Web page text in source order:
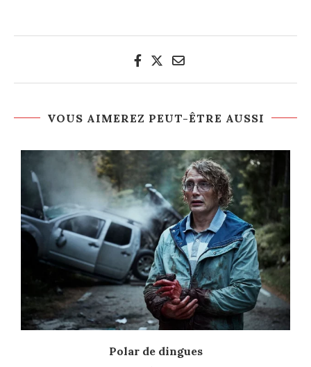
VOUS AIMEREZ PEUT-ÊTRE AUSSI
Polar de dingues